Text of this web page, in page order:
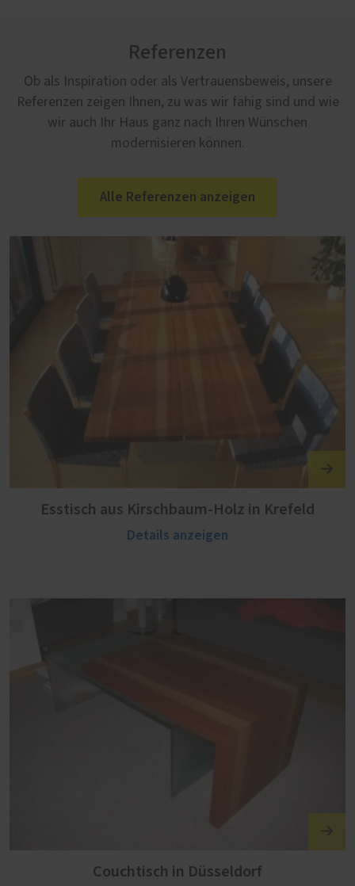
Referenzen
Ob als Inspiration oder als Vertrauensbeweis, unsere
Referenzen zeigen Ihnen, zu was wir fähig sind und wie
wir auch Ihr Haus ganz nach Ihren Wünschen
modernisieren können.
Alle Referenzen anzeigen
Esstisch aus Kirschbaum-Holz in Krefeld
Details anzeigen
Couchtisch in Düsseldorf